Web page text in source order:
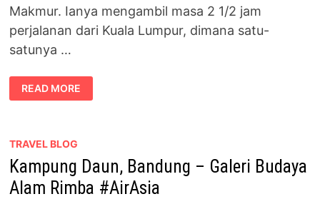
Makmur. Ianya mengambil masa 2 1/2 jam
perjalanan dari Kuala Lumpur, dimana satu-
satunya …
KEMBARA
4×4
MERENTASI
TERJUN
BEREMBUN,
RAUB
READ MORE
TRAVEL BLOG
Kampung Daun, Bandung – Galeri Budaya
Alam Rimba #AirAsia